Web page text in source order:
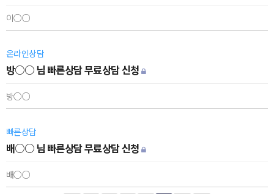
이○○
온라인상담
방○○ 님 빠른상담 무료상담 신청
방○○
빠른상담
배○○ 님 빠른상담 무료상담 신청
배○○